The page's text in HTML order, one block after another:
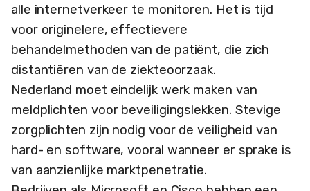
alle internetverkeer te monitoren. Het is tijd
voor originelere, effectievere
behandelmethoden van de patiënt, die zich
distantiëren van de ziekteoorzaak.
Nederland moet eindelijk werk maken van
meldplichten voor beveiligingslekken. Stevige
zorgplichten zijn nodig voor de veiligheid van
hard- en software, vooral wanneer er sprake is
van aanzienlijke marktpenetratie.